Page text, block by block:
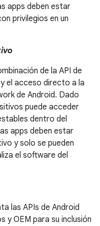
apps deben estar
privilegios en un
de la API de
el acceso directo a la
de Android. Dado
puede acceder
dentro del
apps deben estar
y solo se pueden
el software del
las APIs de Android
y OEM para su inclusión